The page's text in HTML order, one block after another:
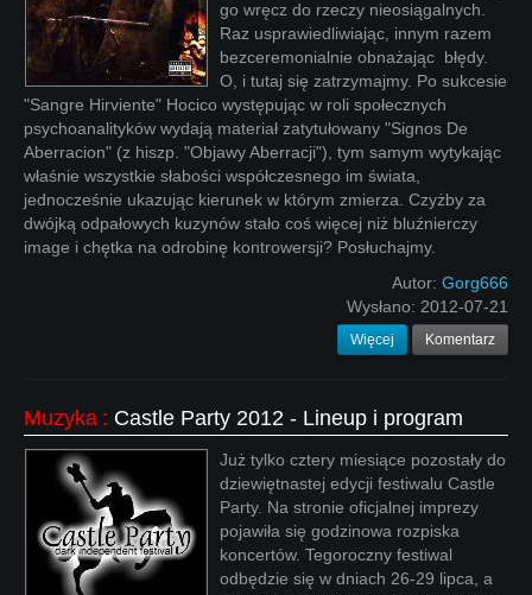
go wręcz do rzeczy nieosiągalnych.
Raz usprawiedliwiając, innym razem
bezceremonialnie obnażając błędy.
O, i tutaj się zatrzymajmy. Po sukcesie
"Sangre Hirviente" Hocico występując w roli społecznych
psychoanalityków wydają materiał zatytułowany "Signos De
Aberracion" (z hiszp. "Objawy Aberracji"), tym samym wytykając
właśnie wszystkie słabości współczesnego im świata,
jednocześnie ukazując kierunek w którym zmierza. Czyżby za
dwójką odpałowych kuzynów stało coś więcej niż bluźnierczy
image i chętka na odrobinę kontrowersji? Posłuchajmy.
Autor: Gorg666
Wysłano: 2012-07-21
Więcej Komentarz
Muzyka : Castle Party 2012 - Lineup i program
Już tylko cztery miesiące pozostały do
dziewiętnastej edycji festiwalu Castle
Party. Na stronie oficjalnej imprezy
pojawiła się godzinowa rozpiska
koncertów. Tegoroczny festiwal
odbędzie się w dniach 26-29 lipca, a